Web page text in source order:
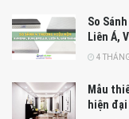
So
Liên Á,
4
Mẫu
hiện đại